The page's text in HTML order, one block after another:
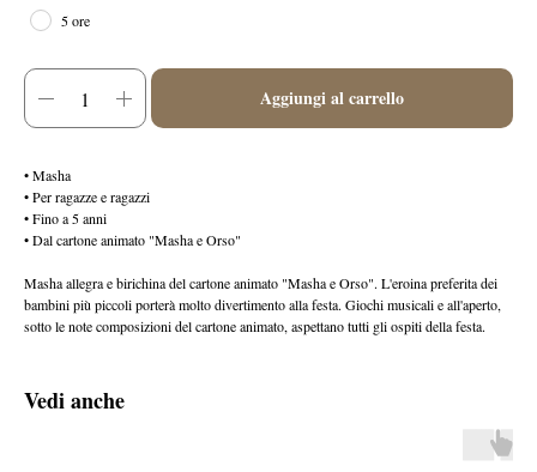
5 ore
Aggiungi al carrello
• Masha
• Per ragazze e ragazzi
• Fino a 5 anni
• Dal cartone animato "Masha e Orso"
Masha allegra e birichina del cartone animato "Masha e Orso". L'eroina preferita dei
bambini più piccoli porterà molto divertimento alla festa. Giochi musicali e all'aperto,
sotto le note composizioni del cartone animato, aspettano tutti gli ospiti della festa.
Vedi anche